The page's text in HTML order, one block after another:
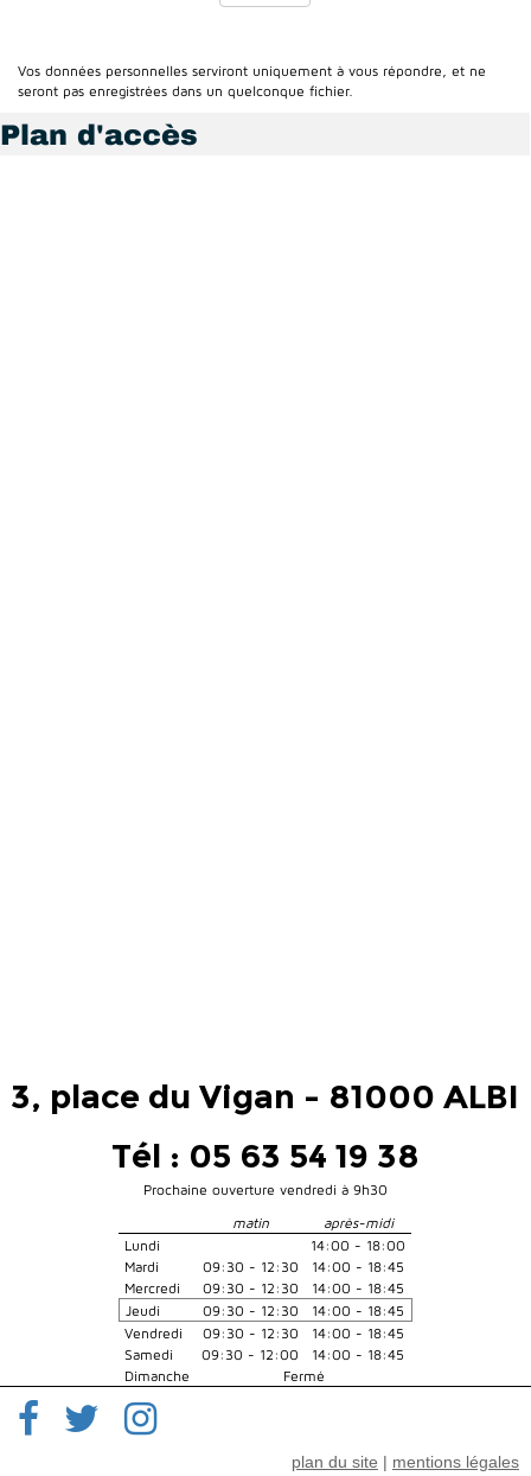
Vos données personnelles serviront uniquement à vous répondre, et ne
seront pas enregistrées dans un quelconque fichier.
Plan d'accès
3, place du Vigan - 81000 ALBI
Tél : 05 63 54 19 38
Prochaine ouverture vendredi à 9h30
matin
après-midi
Lundi
14:00 - 18:00
Mardi
09:30 - 12:30
14:00 - 18:45
Mercredi
09:30 - 12:30
14:00 - 18:45
Jeudi
09:30 - 12:30
14:00 - 18:45
Vendredi
09:30 - 12:30
14:00 - 18:45
Samedi
09:30 - 12:00
14:00 - 18:45
Dimanche
Fermé
plan du site | mentions légales